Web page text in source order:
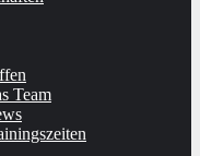
Team